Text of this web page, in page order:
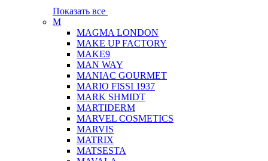
Показать все
M
MAGMA LONDON
MAKE UP FACTORY
MAKE9
MAN WAY
MANIAC GOURMET
MARIO FISSI 1937
MARK SHMIDT
MARTIDERM
MARVEL COSMETICS
MARVIS
MATRIX
MATSESTA